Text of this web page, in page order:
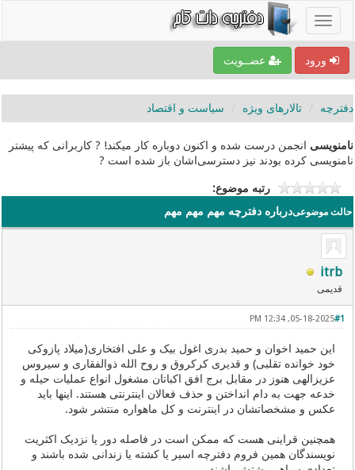
ورود عضــویت
دفترچه تالارهای ویژه سیاست و اقتصاد
نامنویسی انجمن درست شده و اکنون دوباره کار میکند! ? کاربرانی که پیشتر
نامنویسی کرده بودند نیز دسترسی‌اشان باز شده است ?
رتبه موضوع:
حالت موضوعیدرباره دفترچه مهم مهم مهم
itrb
قدیمی
#1
05-18-2025, 12:34 PM
این حمید اخوان و حمید بدری اغول بیک و علی افتخاری(میلاد پازوکی
خود خوانده تقلبی) و قدیری کرکروق و روح الله ذوالفقاری و سیروس
عزیزالهی هنوز در مقابل برج افق اکباتان مشغول انواع عملیات حیله و
خدعه جهت به دام انداختن و حذف فعالان اینترنتی هستند. اینها باید
عکس و مشخصاتشان در اینترنت و کل ماهواره منتشر شود.
همچنین قراینی هست که ممکن است در فاصله دور یا نزدیک اکثریت
نویسندگان همین فروم دفترچه اسیر یا کشته یا زندانی شده باشند و